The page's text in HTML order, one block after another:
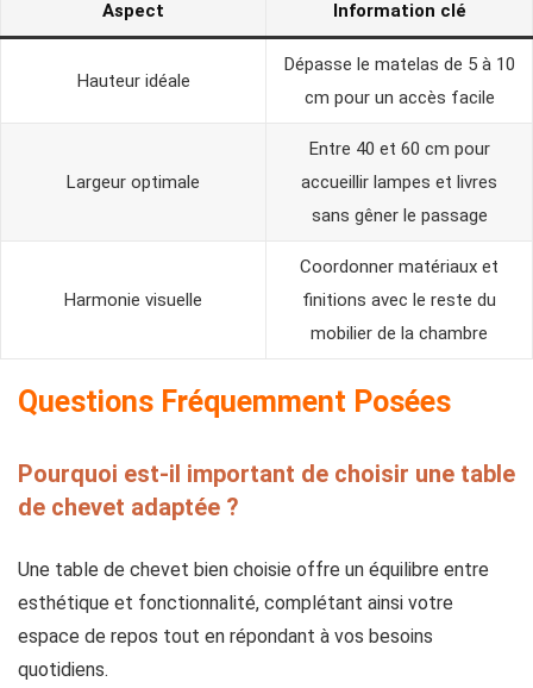
Aspect Information clé
Hauteur idéale
Dépasse le matelas de 5 à 10
cm pour un accès facile
Largeur optimale
Entre 40 et 60 cm pour
accueillir lampes et livres
sans gêner le passage
Harmonie visuelle
Coordonner matériaux et
finitions avec le reste du
mobilier de la chambre
Questions Fréquemment Posées
Pourquoi est-il important de choisir une table
de chevet adaptée ?
Une table de chevet bien choisie offre un équilibre entre
esthétique et fonctionnalité, complétant ainsi votre
espace de repos tout en répondant à vos besoins
quotidiens.